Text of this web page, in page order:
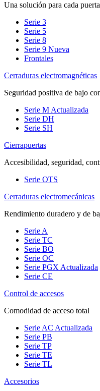
Una solución para cada
Serie 3
Serie 5
Serie 8
Serie 9 Nueva
Frontales
Cerraduras electromagnéticas
Seguridad positiva de bajo
Serie M Actualizada
Serie DH
Serie SH
Cierrapuertas
Accesibilidad, seguridad,
Serie OTS
Cerraduras electromecánicas
Rendimiento duradero y de
Serie A
Serie TC
Serie BO
Serie OC
Serie PGX Actualizada
Serie CE
Control de accesos
Comodidad de acceso total
Serie AC Actualizada
Serie PB
Serie TP
Serie TE
Serie TL
Accesorios